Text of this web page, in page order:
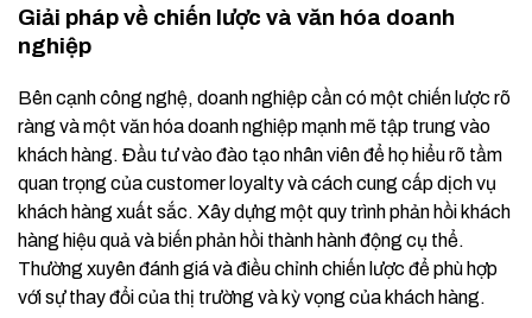
Giải pháp về chiến lược và văn hóa doanh
nghiệp
Bên cạnh công nghệ, doanh nghiệp cần có một chiến lược rõ
ràng và một văn hóa doanh nghiệp mạnh mẽ tập trung vào
khách hàng. Đầu tư vào đào tạo nhân viên để họ hiểu rõ tầm
quan trọng của customer loyalty và cách cung cấp dịch vụ
khách hàng xuất sắc. Xây dựng một quy trình phản hồi khách
hàng hiệu quả và biến phản hồi thành hành động cụ thể.
Thường xuyên đánh giá và điều chỉnh chiến lược để phù hợp
với sự thay đổi của thị trường và kỳ vọng của khách hàng.